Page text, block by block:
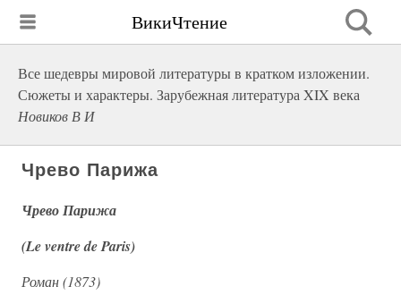
ВикиЧтение
Все шедевры мировой литературы в кратком изложении.
Сюжеты и характеры. Зарубежная литература XIX века
Новиков В И
Чрево Парижа
Чрево Парижа
(Le ventre de Paris)
Роман (1873)